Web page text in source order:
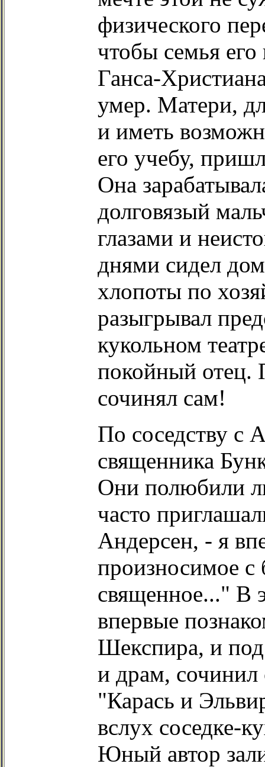
физического
чтобы семья
Ганса-
умер. Матери,
и иметь
его учебу,
Она
долговязый
глазами и
днями сидел
хлопоты по
разыгрывал
кукольном
покойный отец.
сочинял сам!
По соседству с
священника
Они полюбили
часто
Андерсен, - я
произносимое с
священное..." В
впервые
Шекспира, и
и драм, сочинил
"Карась и
вслух соседке-
Юный автор